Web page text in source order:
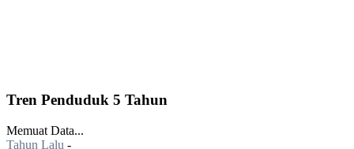
Tren Penduduk 5 Tahun
Memuat Data...
Tahun Lalu -